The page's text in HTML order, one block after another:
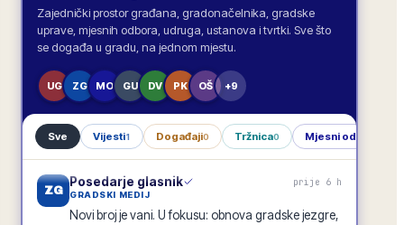
Zajednički prostor građana, gradonačelnika, gradske
uprave, mjesnih odbora, udruga, ustanova i tvrtki. Sve što
se događa u gradu, na jednom mjestu.
UG ZG MO GU DV PK OŠ +9
Sve Vijesti1 Događaji0 Tržnica0 Mjesni odbori
ZG
Posedarje glasnik prije 6 h
GRADSKI MEDIJ
Novi broj je vani. U fokusu: obnova gradske jezgre,